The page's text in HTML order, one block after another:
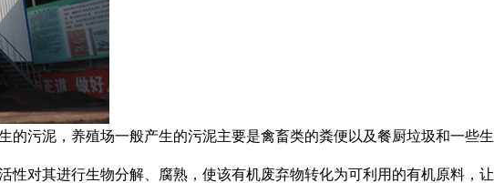
污泥，养殖场一般产生的污泥主要是禽畜类的粪便以及餐厨垃圾和一些生
对其进行生物分解、腐熟，使该有机废弃物转化为可利用的有机原料，让